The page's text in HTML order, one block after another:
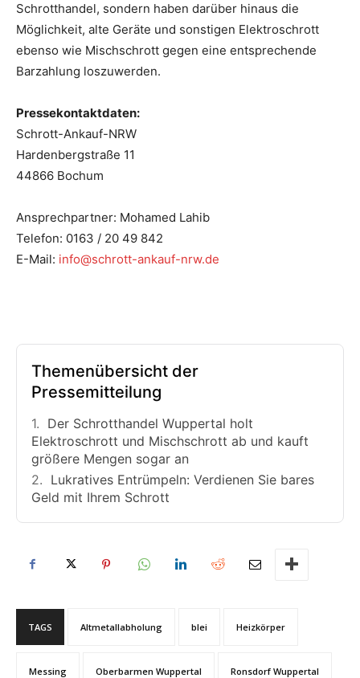
Schrotthandel, sondern haben darüber hinaus die
Möglichkeit, alte Geräte und sonstigen Elektroschrott
ebenso wie Mischschrott gegen eine entsprechende
Barzahlung loszuwerden.
Pressekontaktdaten:
Schrott-Ankauf-NRW
Hardenbergstraße 11
44866 Bochum
Ansprechpartner: Mohamed Lahib
Telefon: 0163 / 20 49 842
E-Mail: info@schrott-ankauf-nrw.de
Themenübersicht der
Pressemitteilung
Der Schrotthandel Wuppertal holt
Elektroschrott und Mischschrott ab und kauft
größere Mengen sogar an
Lukratives Entrümpeln: Verdienen Sie bares
Geld mit Ihrem Schrott
TAGS Altmetallabholung blei Heizkörper
Messing Oberbarmen Wuppertal Ronsdorf Wuppertal